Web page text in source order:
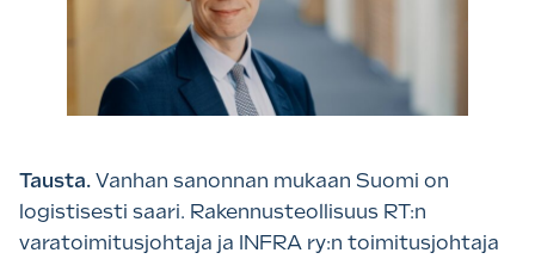
Tausta. Vanhan sanonnan mukaan Suomi on
logistisesti saari. Rakennusteollisuus RT:n
varatoimitusjohtaja ja INFRA ry:n toimitusjohtaja